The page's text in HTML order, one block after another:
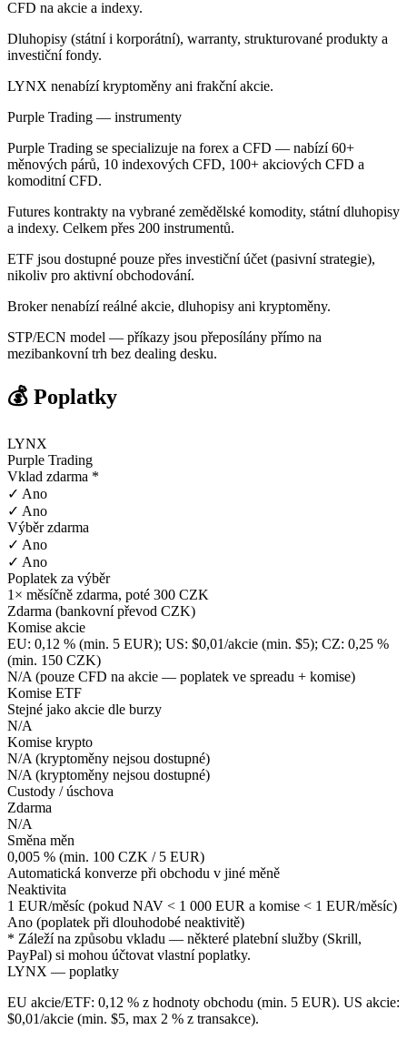
CFD na akcie a indexy.
Dluhopisy (státní i korporátní), warranty, strukturované produkty a
investiční fondy.
LYNX nenabízí kryptoměny ani frakční akcie.
Purple Trading — instrumenty
Purple Trading se specializuje na forex a CFD — nabízí 60+
měnových párů, 10 indexových CFD, 100+ akciových CFD a
komoditní CFD.
Futures kontrakty na vybrané zemědělské komodity, státní dluhopisy
a indexy. Celkem přes 200 instrumentů.
ETF jsou dostupné pouze přes investiční účet (pasivní strategie),
nikoliv pro aktivní obchodování.
Broker nenabízí reálné akcie, dluhopisy ani kryptoměny.
STP/ECN model — příkazy jsou přeposílány přímo na
mezibankovní trh bez dealing desku.
💰 Poplatky
LYNX
Purple Trading
Vklad zdarma *
✓ Ano
✓ Ano
Výběr zdarma
✓ Ano
✓ Ano
Poplatek za výběr
1× měsíčně zdarma, poté 300 CZK
Zdarma (bankovní převod CZK)
Komise akcie
EU: 0,12 % (min. 5 EUR); US: $0,01/akcie (min. $5); CZ: 0,25 %
(min. 150 CZK)
N/A (pouze CFD na akcie — poplatek ve spreadu + komise)
Komise ETF
Stejné jako akcie dle burzy
N/A
Komise krypto
N/A (kryptoměny nejsou dostupné)
N/A (kryptoměny nejsou dostupné)
Custody / úschova
Zdarma
N/A
Směna měn
0,005 % (min. 100 CZK / 5 EUR)
Automatická konverze při obchodu v jiné měně
Neaktivita
1 EUR/měsíc (pokud NAV < 1 000 EUR a komise < 1 EUR/měsíc)
Ano (poplatek při dlouhodobé neaktivitě)
* Záleží na způsobu vkladu — některé platební služby (Skrill,
PayPal) si mohou účtovat vlastní poplatky.
LYNX — poplatky
EU akcie/ETF: 0,12 % z hodnoty obchodu (min. 5 EUR). US akcie:
$0,01/akcie (min. $5, max 2 % z transakce).